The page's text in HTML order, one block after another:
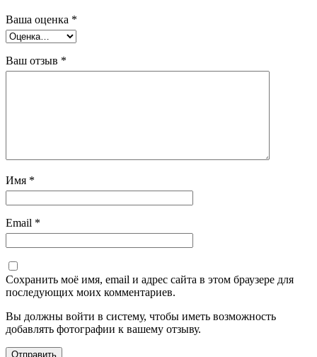
Ваша оценка *
Ваш отзыв *
Имя *
Email *
Сохранить моё имя, email и адрес сайта в этом браузере для
последующих моих комментариев.
Вы должны войти в систему, чтобы иметь возможность
добавлять фотографии к вашему отзыву.